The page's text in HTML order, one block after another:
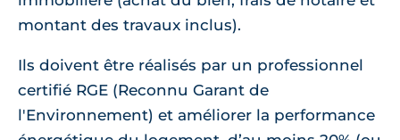
montant des travaux inclus).
Ils doivent être réalisés par un professionnel
certifié RGE (Reconnu Garant de
l'Environnement) et améliorer la performance